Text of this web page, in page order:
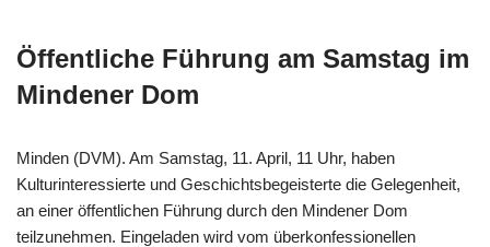
Öffentliche Führung am Samstag im
Mindener Dom
Minden (DVM). Am Samstag, 11. April, 11 Uhr, haben
Kulturinteressierte und Geschichtsbegeisterte die Gelegenheit,
an einer öffentlichen Führung durch den Mindener Dom
teilzunehmen. Eingeladen wird vom überkonfessionellen